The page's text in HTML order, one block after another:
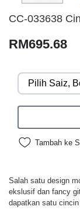
CC-033638
RM695.68
Tambah ke
Salah satu design
ekslusif dan fancy
dapatkan satu